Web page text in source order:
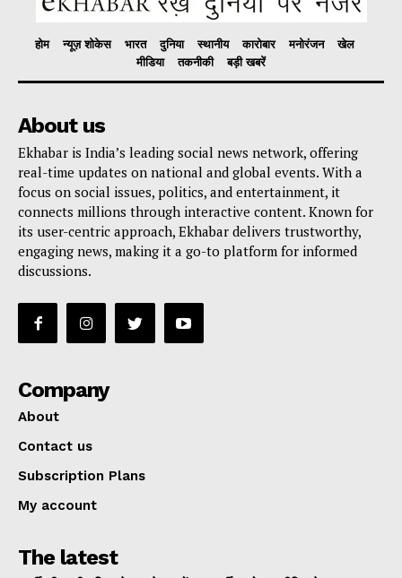
होम न्यूज़ शोकेस भारत दुनिया स्थानीय कारोबार मनोरंजन
खेल
मीडिया
तकनीकी बड़ी खबरें
About us
Ekhabar is India’s leading social news network, offering
real-time updates on national and global events. With a
focus on social issues, politics, and entertainment, it
connects millions through interactive content. Known for
its user-centric approach, Ekhabar delivers trustworthy,
engaging news, making it a go-to platform for informed
discussions.
Company
About
Contact us
Subscription Plans
My account
The latest